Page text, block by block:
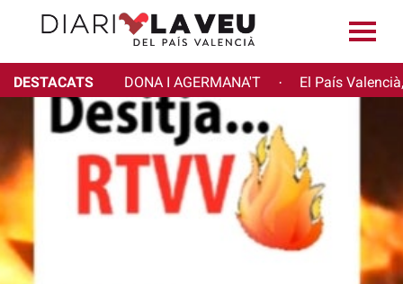
DESTACATS DONA I AGERMANA'T · El País